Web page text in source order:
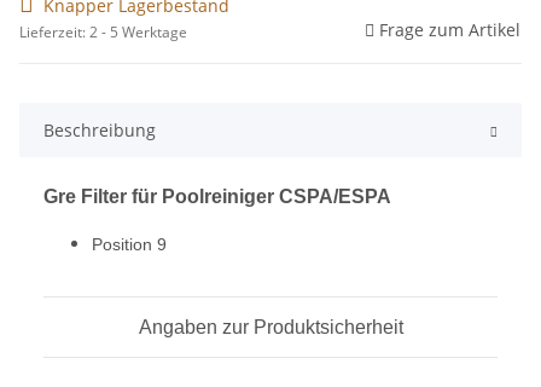
Knapper Lagerbestand
Lieferzeit: 2 - 5 Werktage Frage zum Artikel
Beschreibung
Gre Filter für Poolreiniger CSPA/ESPA
Position 9
Angaben zur Produktsicherheit